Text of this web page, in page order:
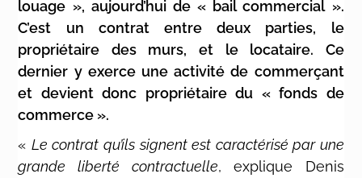
louage », aujourd’hui de « bail commercial ».
C’est un contrat entre deux parties, le
propriétaire des murs, et le locataire. Ce
dernier y exerce une activité de commerçant
et devient donc propriétaire du « fonds de
commerce ».
« Le contrat qu’ils signent est caractérisé par une
grande liberté contractuelle, explique Denis